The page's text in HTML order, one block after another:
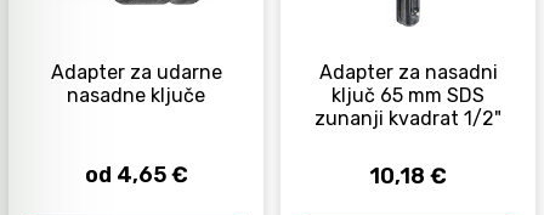
Adapter za udarne
nasadne ključe
od 4,65 €
Adapter za nasadni
ključ 65 mm SDS
zunanji kvadrat 1/2"
10,18 €